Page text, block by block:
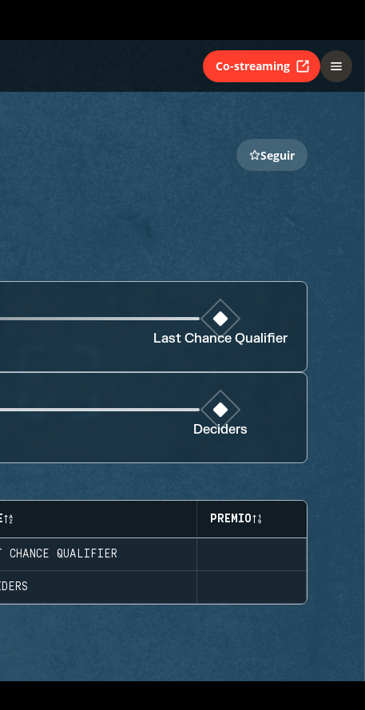
Co-streaming
Seguir
Last Chance Qualifier
Deciders
PREMIO
CHANCE QUALIFIER